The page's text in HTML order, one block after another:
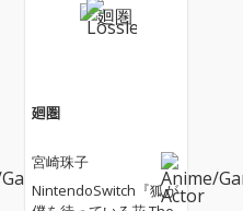
廻圏
宮崎珠子
NintendoSwitch『狐が